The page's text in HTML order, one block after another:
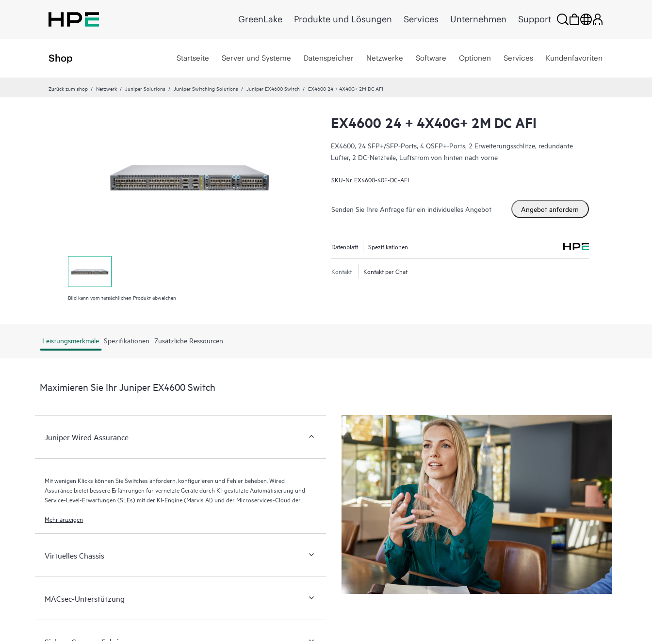
GreenLake Produkte und Lösungen Services Unternehmen Support
Shop Startseite Server und Systeme Datenspeicher Netzwerke Software Optionen Services Kundenfavoriten
Zurück zum shop Netzwerk Juniper Solutions Juniper Switching Solutions Juniper EX4600 Switch EX4600 24 + 4X40G+ 2M DC AFI
Bild kann vom tatsächlichen Produkt abweichen
EX4600 24 + 4X40G+ 2M DC AFI
EX4600, 24 SFP+/SFP-Ports, 4 QSFP+-Ports, 2 Erweiterungsschlitze, redundante
Lüfter, 2 DC-Netzteile, Luftstrom von hinten nach vorne
SKU-Nr. EX4600-40F-DC-AFI
Senden Sie Ihre Anfrage für ein individuelles Angebot Angebot anfordern
Datenblatt Spezifikationen
Kontakt Kontakt per Chat
Leistungsmerkmale Spezifikationen Zusätzliche Ressourcen
Maximieren Sie Ihr Juniper EX4600 Switch
Juniper Wired Assurance
Mit wenigen Klicks können Sie Switches anfordern, konfigurieren und Fehler beheben. Wired
Assurance bietet bessere Erfahrungen für vernetzte Geräte durch KI-gestützte Automatisierung und
Service-Level-Erwartungen (SLEs) mit der KI-Engine (Marvis AI) und der Microservices-Cloud der
Mehr anzeigen
Virtuelles Chassis
MACsec-Unterstützung